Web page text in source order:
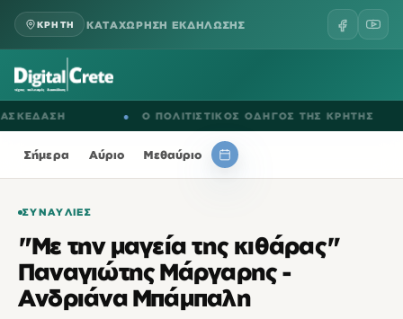
ΚΡΗΤΗ ΚΑΤΑΧΩΡΗΣΗ ΕΚΔΗΛΩΣΗΣ
Ο ΠΟΛΙΤΙΣΤΙΚΟΣ ΟΔΗΓΟΣ ΤΗΣ ΚΡΗΤΗΣ
Σήμερα Αύριο Μεθαύριο
ΣΥΝΑΥΛΊΕΣ
"Με την μαγεία της κιθάρας"
Παναγιώτης Μάργαρης -
Ανδριάνα Μπάμπαλη